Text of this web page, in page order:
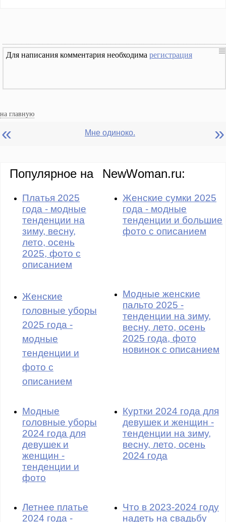
Для написания комментария необходима регистрация
на главную
« Мне одиноко. »
Популярное на NewWoman.ru:
Платья 2025
года - модные
тенденции на
зиму, весну,
лето, осень
2025, фото с
описанием
Женские сумки 2025
года - модные
тенденции и большие
фото с описанием
Женские
головные уборы
2025 года -
модные
тенденции и
фото с
описанием
Модные женские
пальто 2025 -
тенденции на зиму,
весну, лето, осень
2025 года, фото
новинок с описанием
Модные
головные уборы
2024 года для
девушек и
женщин -
тенденции и
фото
Куртки 2024 года для
девушек и женщин -
тенденции на зиму,
весну, лето, осень
2024 года
Летнее платье
2024 года -
Что в 2023-2024 году
надеть на свадьбу